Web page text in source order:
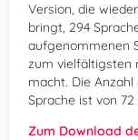
Version, die
bringt, 294
aufgenommenen
zum vielfältigsten
macht. Die
Sprache ist von
Zum Download